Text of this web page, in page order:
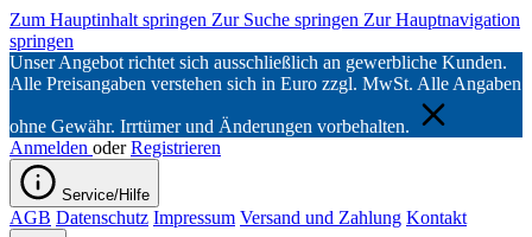
Zum Hauptinhalt springen Zur Suche springen Zur Hauptnavigation
springen
Unser Angebot richtet sich ausschließlich an gewerbliche Kunden.
Alle Preisangaben verstehen sich in Euro zzgl. MwSt. Alle Angaben
ohne Gewähr. Irrtümer und Änderungen vorbehalten.
Anmelden oder Registrieren
Service/Hilfe
AGB Datenschutz Impressum Versand und Zahlung Kontakt